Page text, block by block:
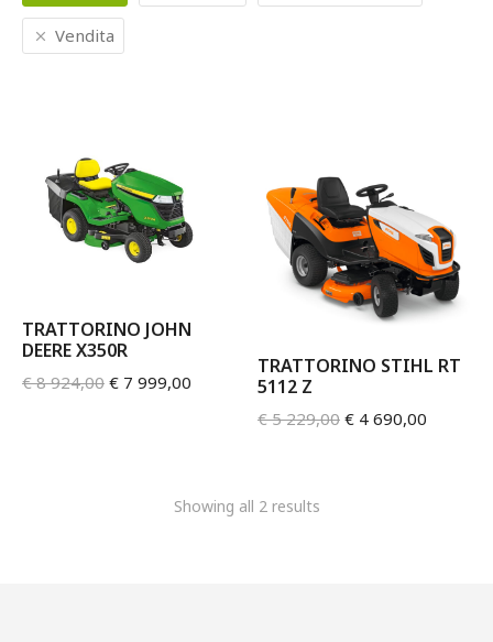
Vendita
TRATTORINO JOHN
DEERE X350R
€8 924,00 € 7 999,00
TRATTORINO STIHL RT
5112 Z
€5 229,00 € 4 690,00
Showing all 2 results